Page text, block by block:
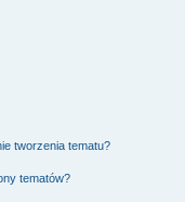
tworzenia tematu?
tematów?